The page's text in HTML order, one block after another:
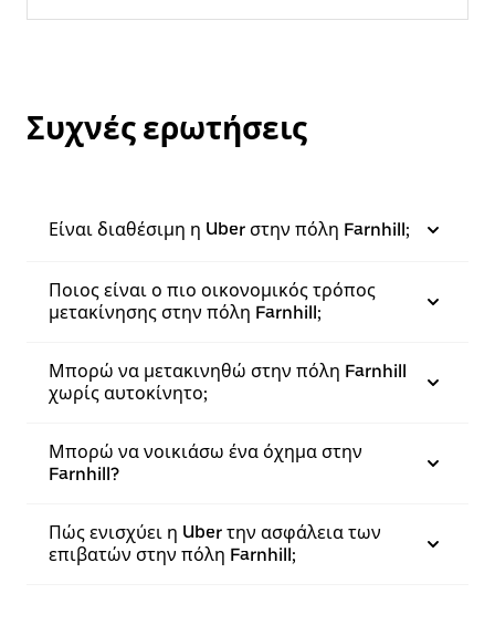
Συχνές ερωτήσεις
Είναι διαθέσιμη η Uber στην πόλη Farnhill;
Ποιος είναι ο πιο οικονομικός τρόπος
μετακίνησης στην πόλη Farnhill;
Μπορώ να μετακινηθώ στην πόλη Farnhill
χωρίς αυτοκίνητο;
Μπορώ να νοικιάσω ένα όχημα στην
Farnhill?
Πώς ενισχύει η Uber την ασφάλεια των
επιβατών στην πόλη Farnhill;